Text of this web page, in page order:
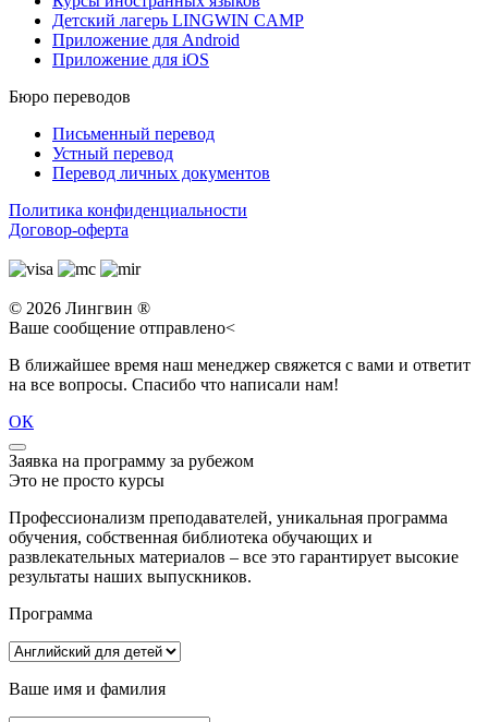
Детский лагерь LINGWIN CAMP
Приложение для Android
Приложение для iOS
Бюро переводов
Письменный перевод
Устный перевод
Перевод личных документов
Политика конфиденциальности
Договор-оферта
© 2026 Лингвин ®
Ваше сообщение отправлено<
В ближайшее время наш менеджер свяжется с вами и ответит
на все вопросы. Спасибо что написали нам!
ОК
Заявка на программу за рубежом
Это не просто курсы
Профессионализм преподавателей, уникальная программа
обучения, собственная библиотека обучающих и
развлекательных материалов – все это гарантирует высокие
результаты наших выпускников.
Программа
Ваше имя и фамилия